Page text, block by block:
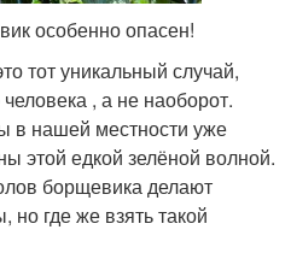
особенно опасен!
тот уникальный случай,
, а не наоборот.
в нашей местности уже
этой едкой зелёной волной.
борщевика делают
где же взять такой